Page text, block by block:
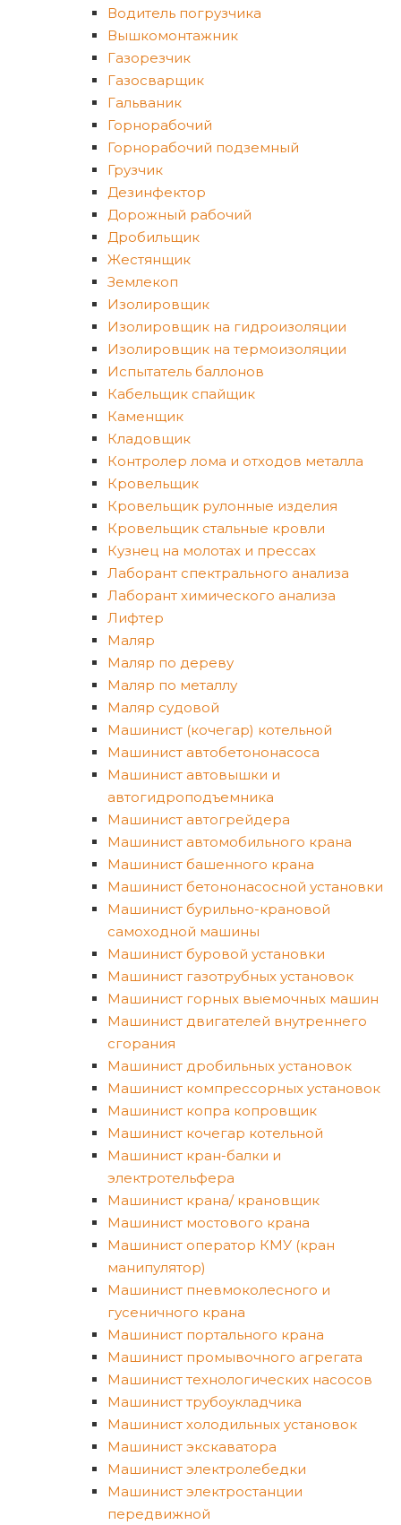
Водитель погрузчика
Вышкомонтажник
Газорезчик
Газосварщик
Гальваник
Горнорабочий
Горнорабочий подземный
Грузчик
Дезинфектор
Дорожный рабочий
Дробильщик
Жестянщик
Землекоп
Изолировщик
Изолировщик на гидроизоляции
Изолировщик на термоизоляции
Испытатель баллонов
Кабельщик спайщик
Каменщик
Кладовщик
Контролер лома и отходов металла
Кровельщик
Кровельщик рулонные изделия
Кровельщик стальные кровли
Кузнец на молотах и прессах
Лаборант спектрального анализа
Лаборант химического анализа
Лифтер
Маляр
Маляр по дереву
Маляр по металлу
Маляр судовой
Машинист (кочегар) котельной
Машинист автобетононасоса
Машинист автовышки и
автогидроподъемника
Машинист автогрейдера
Машинист автомобильного крана
Машинист башенного крана
Машинист бетононасосной установки
Машинист бурильно-крановой
самоходной машины
Машинист буровой установки
Машинист газотрубных установок
Машинист горных выемочных машин
Машинист двигателей внутреннего
сгорания
Машинист дробильных установок
Машинист компрессорных установок
Машинист копра копровщик
Машинист кочегар котельной
Машинист кран-балки и
электротельфера
Машинист крана/ крановщик
Машинист мостового крана
Машинист оператор КМУ (кран
манипулятор)
Машинист пневмоколесного и
гусеничного крана
Машинист портального крана
Машинист промывочного агрегата
Машинист технологических насосов
Машинист трубоукладчика
Машинист холодильных установок
Машинист экскаватора
Машинист электролебедки
Машинист электростанции
передвижной